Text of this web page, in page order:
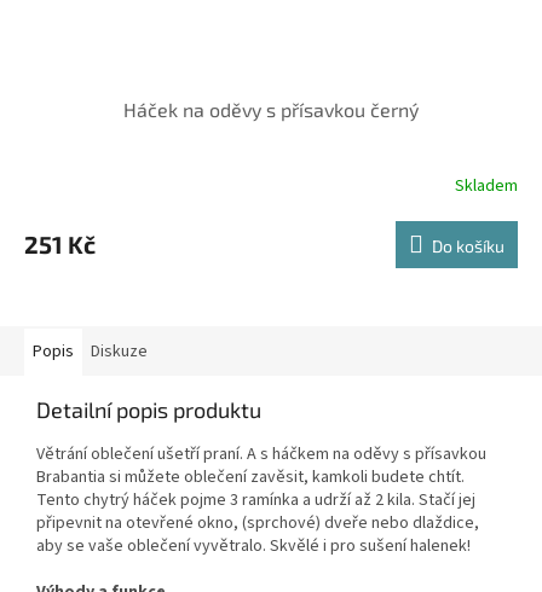
Háček na oděvy s přísavkou černý
Skladem
251 Kč Do košíku
Popis Diskuze
Detailní popis produktu
Větrání oblečení ušetří praní. A s háčkem na oděvy s přísavkou
Brabantia si můžete oblečení zavěsit, kamkoli budete chtít.
Tento chytrý háček pojme 3 ramínka a udrží až 2 kila. Stačí jej
připevnit na otevřené okno, (sprchové) dveře nebo dlaždice,
aby se vaše oblečení vyvětralo. Skvělé i pro sušení halenek!